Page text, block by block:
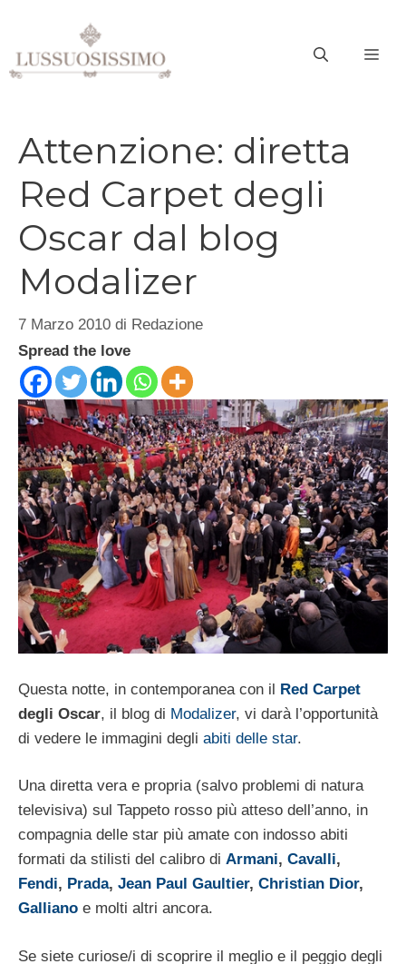
contenuto
Attenzione: diretta
Red Carpet degli
Oscar dal blog
Modalizer
7 Marzo 2010 di Redazione
Spread the love
Questa notte, in contemporanea con il Red Carpet
degli Oscar, il blog di Modalizer, vi darà l’opportunità
di vedere le immagini degli abiti delle star.
Una diretta vera e propria (salvo problemi di natura
televisiva) sul Tappeto rosso più atteso dell’anno, in
compagnia delle star più amate con indosso abiti
formati da stilisti del calibro di Armani, Cavalli,
Fendi, Prada, Jean Paul Gaultier, Christian Dior,
Galliano e molti altri ancora.
Se siete curiose/i di scoprire il meglio e il peggio degli